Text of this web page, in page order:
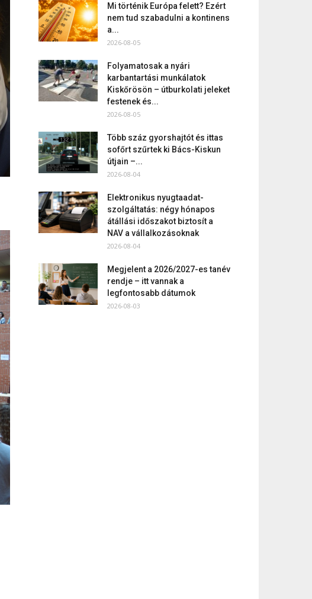
Mi történik Európa felett? Ezért
nem tud szabadulni a kontinens
a...
2026-08-05
Folyamatosak a nyári
karbantartási munkálatok
Kiskőrösön – útburkolati jeleket
festenek és...
2026-08-05
Több száz gyorshajtót és ittas
sofőrt szűrtek ki Bács-Kiskun
útjain –...
2026-08-04
Elektronikus nyugtaadat-
szolgáltatás: négy hónapos
átállási időszakot biztosít a
NAV a vállalkozásoknak
2026-08-04
Megjelent a 2026/2027-es tanév
rendje – itt vannak a
legfontosabb dátumok
2026-08-03